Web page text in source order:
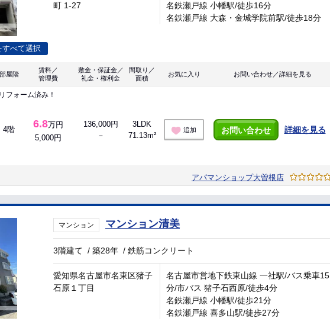
町 1-27
名鉄瀬戸線 小幡駅/徒歩16分
名鉄瀬戸線 大森・金城学院前駅/徒歩18分
すべて選択
部屋階
賃料／
管理費
敷金・保証金／
礼金・権利金
間取り／
面積
お気に入り お問い合わせ／詳細を見る
フォーム済み！
4階 6.8万円
5,000円
136,000円
－
3LDK
71.13m²
追加 お問い合わせ 詳細を見る
アパマンショップ大曽根店
マンション マンション清美
3階建て /築28年 /鉄筋コンクリート
愛知県名古屋市名東区猪子
石原１丁目
名古屋市営地下鉄東山線 一社駅/バス乗車15
分/市バス 猪子石西原/徒歩4分
名鉄瀬戸線 小幡駅/徒歩21分
名鉄瀬戸線 喜多山駅/徒歩27分